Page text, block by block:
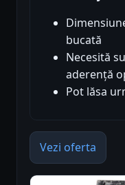
bucată
Necesită
aderență
Pot lăsa
Vezi oferta